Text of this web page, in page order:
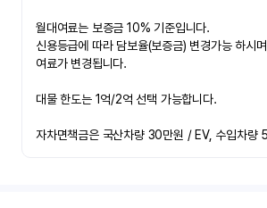
월대여료는 보증금 10% 기준입니다.
신용등급에 따라 담보율(보증금) 변경가능 하시
여료가 변경됩니다.
대물 한도는 1억/2억 선택 가능합니다.
자차면책금은 국산차량 30만원 / EV, 수입차량